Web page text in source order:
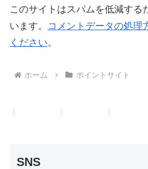
このサイトはスパムを低減する
います。
コメントデータの処理
ください。
ホーム ポイントサイト
SNS